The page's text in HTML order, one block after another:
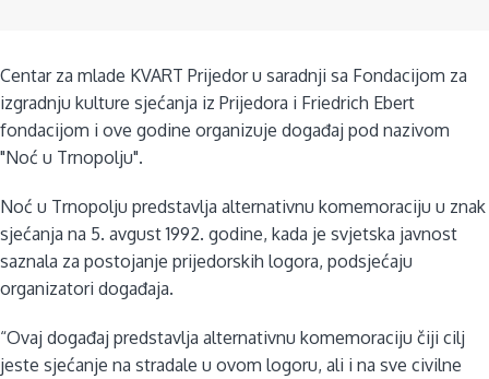
Centar za mlade KVART Prijedor u saradnji sa Fondacijom za
izgradnju kulture sjećanja iz Prijedora i Friedrich Ebert
fondacijom i ove godine organizuje događaj pod nazivom
"Noć u Trnopolju".
Noć u Trnopolju predstavlja alternativnu komemoraciju u znak
sjećanja na 5. avgust 1992. godine, kada je svjetska javnost
saznala za postojanje prijedorskih logora, podsjećaju
organizatori događaja.
“Ovaj događaj predstavlja alternativnu komemoraciju čiji cilj
jeste sjećanje na stradale u ovom logoru, ali i na sve civilne